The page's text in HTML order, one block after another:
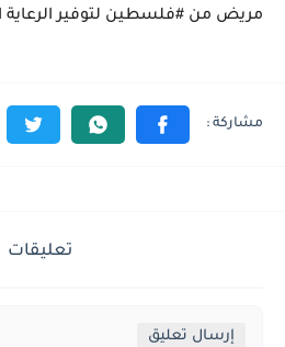
مريض من ⁧‫#فلسطين‬⁩ لتوفير الرعاية
تعليقات
إرسال تعليق